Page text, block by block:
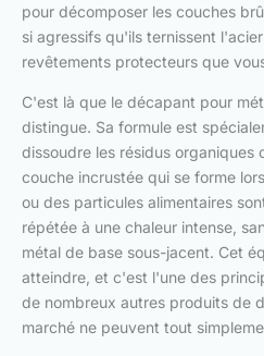
pour décomposer les couches
si agressifs qu'ils ternissent
revêtements protecteurs que
C'est là que le décapant pour
distingue. Sa formule est
dissoudre les résidus organiques
couche incrustée qui se forme
ou des particules alimentaires
répétée à une chaleur intense,
métal de base sous-jacent. Cet
atteindre, et c'est l'une des
de nombreux autres produits de
marché ne peuvent tout